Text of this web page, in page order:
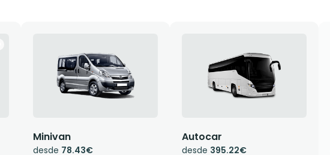
Minivan
desde 78.43€
Autocar
desde 395.22€